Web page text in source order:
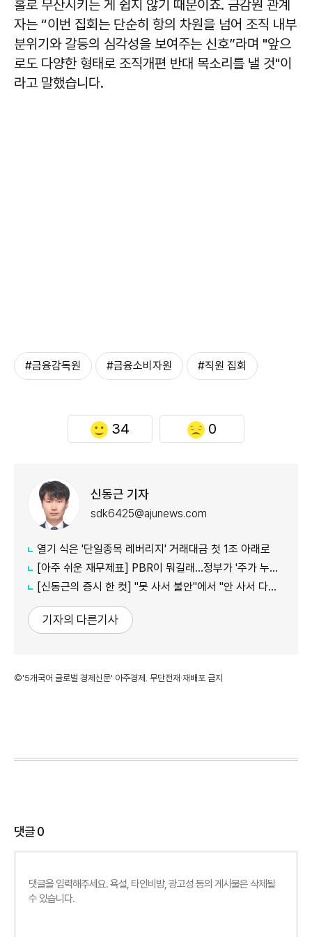
홀로 무산시키는 게 쉽지 않기 때문이죠. 금감원 관계
자는 “이번 집회는 단순히 항의 차원을 넘어 조직 내부
분위기와 갈등의 심각성을 보여주는 신호”라며 "앞으
로도 다양한 형태로 조직개편 반대 목소리를 낼 것"이
라고 말했습니다.
#금융감독원 #금융소비자원 #직원 집회
34 0
신동근 기자
sdk6425@ajunews.com
열기 식은 '단일종목 레버리지' 거래대금 첫 1조 아래로
[아주 쉬운 재무제표] PBR이 뭐길래…정부가 '주가 누르기'에 칼 빼든 이유
[신동근의 증시 한 컷] "못 사서 불안"에서 "안 사서 다행"으로…증시 덮친 '조모'
기자의 다른기사
©'5개국어 글로벌 경제신문' 아주경제. 무단전재·재배포 금지
댓글0